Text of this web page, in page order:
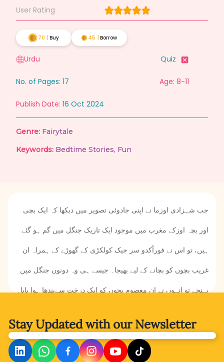
User Rating
70 Buy 45 Borrow
Urdu Quiz
No. of Pages: 17 Age: 8-11
Publish Date: 16 Oct 2024
Genre: Fairytale
Keywords: Bedtime Stories, Fun
جب شہزادی اوزما نے اپنی جادوئی تصویر میں دیکھا کہ ایک بچی
اور بچہ اوزکے مغرب میں موجود ایک تاریک جنگل میں گم ہو گئے
ہیں، تو اس نے فوراًکدو سر جیک کولکڑی کے گھوڑے کے ہمراہ ان
غریب بچوں کو بچانے کے لیے بھیجا۔ جیسے ہی وہ دونوں جنگل میں
پہنچے تو انہوں نے ان معصوم بچوں کو ایک درخت سےبندھا ہوا پایا۔
لکڑی کا گھوڑا ان بچوں کو بچانے میں کامیاب ہو پائیں گے؟ اس
پراسرار جنگل میں انہیں کن کن خطرات کا سامنا کرنا پڑے گا؟کدو
Stay Updated withour Newsletter